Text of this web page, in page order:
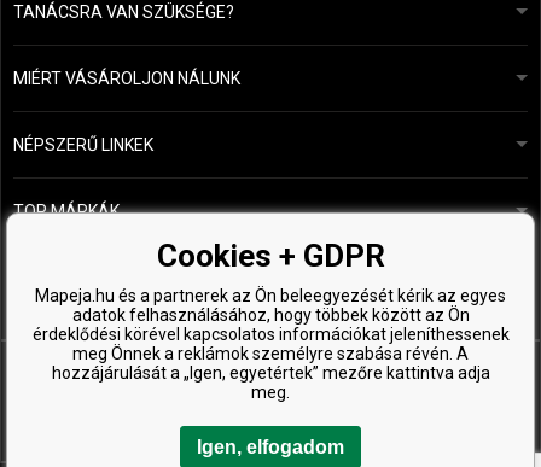
TANÁCSRA VAN SZÜKSÉGE?info@mapeja.hu
24 órán belül válaszolunk.
MIÉRT VÁSÁROLJON NÁLUNK
Általános szerződési feltételek (ÁSZF)
Személyes adatok védelme
Fizetési és szállítási áttekintés
Áru visszaküldése
NÉPSZERŰ LINKEK
A mi történetünk
TOP MÁRKÁK
Kérastase
O&M
Paul Mitchell
Wella Professionals
Zenz Organic
Cookies + GDPR
Mapeja.hu és a partnerek az Ön beleegyezését kérik az egyes
adatok felhasználásához, hogy többek között az Ön
érdeklődési körével kapcsolatos információkat jeleníthessenek
meg Önnek a reklámok személyre szabása révén. A
hozzájárulását a „Igen, egyetértek” mezőre kattintva adja
meg.
Igen, elfogadom